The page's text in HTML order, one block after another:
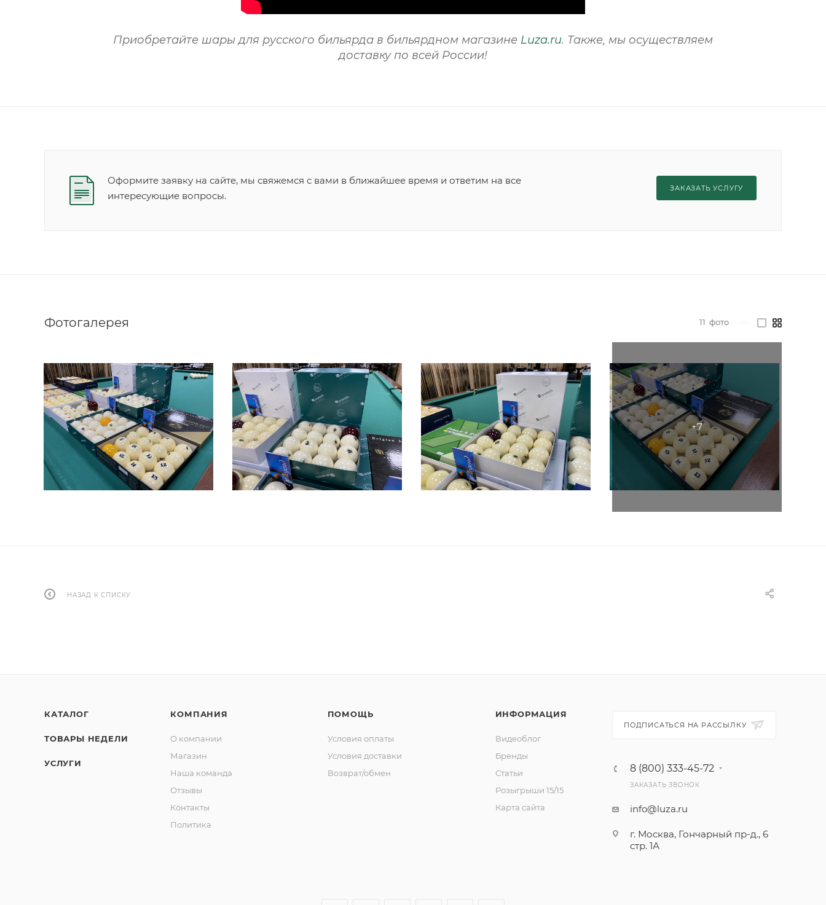
Приобретайте шары для русского бильярда в бильярдном магазине Luza.ru. Также, мы осуществляем
доставку по всей России!
Оформите заявку на сайте, мы свяжемся с вами в ближайшее время и ответим на все
интересующие вопросы.
ЗАКАЗАТЬ УСЛУГУ
Фотогалерея 11 фото
НАЗАД К СПИСКУ
КАТАЛОГ
ТОВАРЫ НЕДЕЛИ
УСЛУГИ
КОМПАНИЯ
О компании
Магазин
Наша команда
Отзывы
Контакты
Политика
ПОМОЩЬ
Условия оплаты
Условия доставки
Возврат/обмен
ИНФОРМАЦИЯ
Видеоблог
Бренды
Статьи
Розыгрыши 15/15
Карта сайта
ПОДПИСАТЬСЯ НА РАССЫЛКУ
8 (800) 333-45-72
ЗАКАЗАТЬ ЗВОНОК
info@luza.ru
г. Москва, Гончарный пр-д., 6
стр. 1А